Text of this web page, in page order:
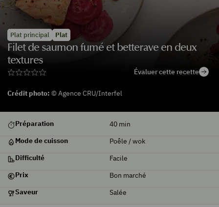
Plat principal Plat
Filet de saumon fumé et betterave en deux
textures
Évaluer cette recette
Crédit photo: © Agence CRU/Interfel
Préparation 40 min
Mode de cuisson
Poêle / wok
Difficulté
Facile
Prix
Bon marché
Saveur
Salée